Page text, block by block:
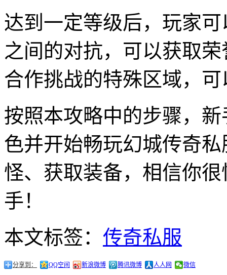
达到一定等级后，玩家
之间的对抗，可以获取
合作挑战的特殊区域，
按照本攻略中的步骤，
色并开始畅玩幻城传奇
怪、获取装备，相信你
手！
本文标签： 传奇私服
分享到： QQ空间 新浪微博 腾讯微博 人人网 微信